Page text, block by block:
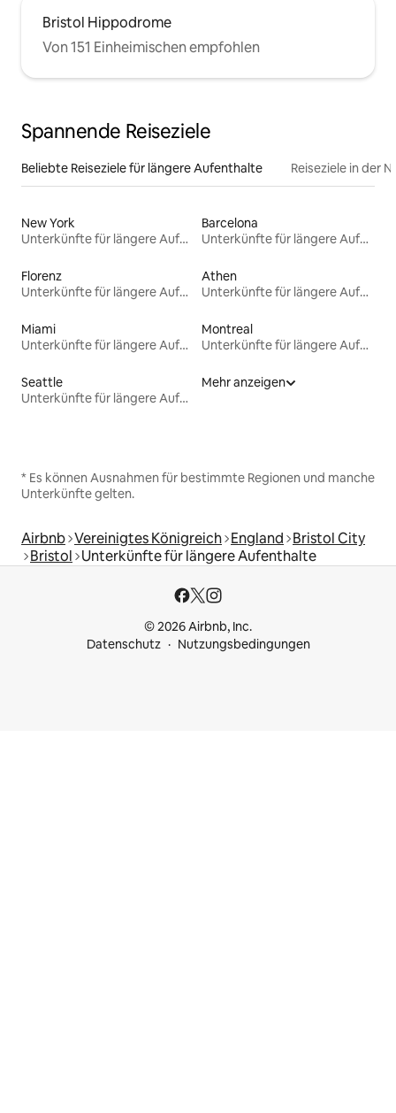
Bristol Hippodrome
Von 151 Einheimischen empfohlen
Spannende Reiseziele
Beliebte Reiseziele für längere Aufenthalte Reiseziele in der
New York
Unterkünfte für längere Aufenthalte
Barcelona
Unterkünfte für längere Aufenthalte
Florenz
Unterkünfte für längere Aufenthalte
Athen
Unterkünfte für längere Aufenthalte
Miami
Unterkünfte für längere Aufenthalte
Montreal
Unterkünfte für längere Aufenthalte
Seattle
Unterkünfte für längere Aufenthalte
Mehr anzeigen
* Es können Ausnahmen für bestimmte Regionen und manche
Unterkünfte gelten.
Airbnb Vereinigtes Königreich England Bristol City
Bristol Unterkünfte für längere Aufenthalte
© 2026 Airbnb, Inc.
Datenschutz
Nutzungsbedingungen